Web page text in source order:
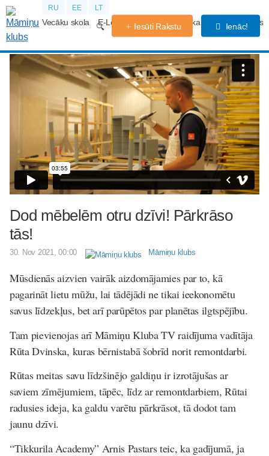
RU EE LT
Vecāku skola E-Lekcijas Grūtniecības kalendārs Forums
Iesūti Rakstu Ienāc!
Dod mēbelēm otru dzīvi! Pārkrāso
tās!
30. Nov 2021, 00:00 Māmiņu klubs
Mūsdienās aizvien vairāk aizdomājamies par to, kā
pagarināt lietu mūžu, lai tādējādi ne tikai ieekonomētu
savus līdzekļus, bet arī parūpētos par planētas ilgtspējību.
Tam pievienojas arī Māmiņu Kluba TV raidījuma vadītāja
Rūta Dvinska, kuras bērnistabā šobrīd norit remontdarbi.
Rūtas meitas savu līdzšinējo galdiņu ir izrotājušas ar
saviem zīmējumiem, tāpēc, līdz ar remontdarbiem, Rūtai
radusies ideja, ka galdu varētu pārkrāsot, tā dodot tam
jaunu dzīvi.
“Tikkurila Academy” Arnis Pastars teic, ka gadījumā, ja